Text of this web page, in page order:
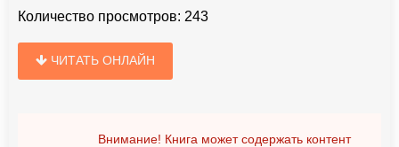
Количество просмотров: 243
ЧИТАТЬ ОНЛАЙН
Внимание! Книга может содержать контент